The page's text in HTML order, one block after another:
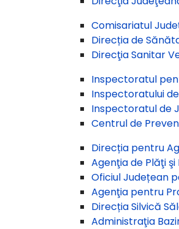
Comisariatul
Direcția de
Direcţia Sanitar
Inspectoratul
Inspectoratului
Inspectoratul de
Centrul de
Direcția pentru
Agenţia de Plăţi
Oficiul Județean
Agenţia pentru
Direcția Silvică
Administraţia